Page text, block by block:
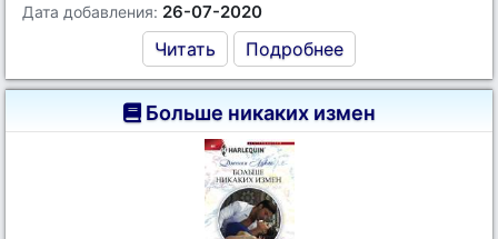
Дата добавления: 26-07-2020
Читать Подробнее
Больше никаких измен